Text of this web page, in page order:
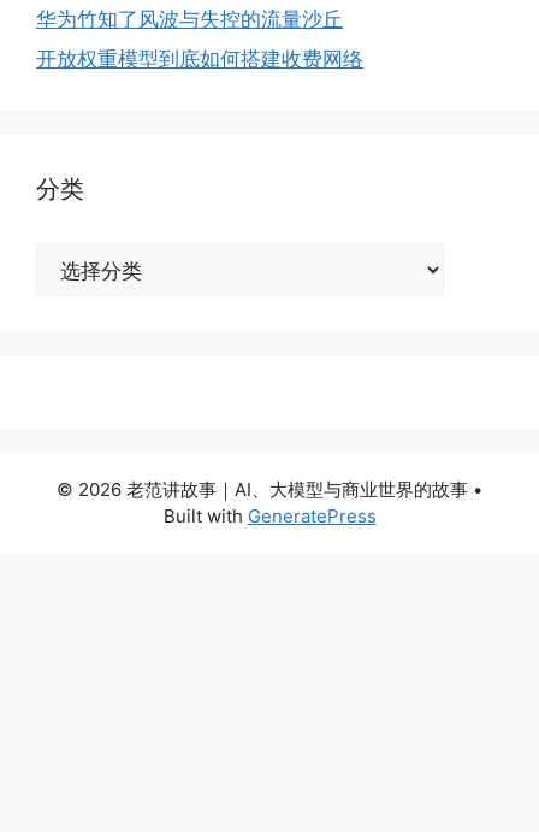
华为竹知了风波与失控的流量沙丘
开放权重模型到底如何搭建收费网络
分类
© 2026 老范讲故事｜AI、大模型与商业世界的故事 •
Built with GeneratePress